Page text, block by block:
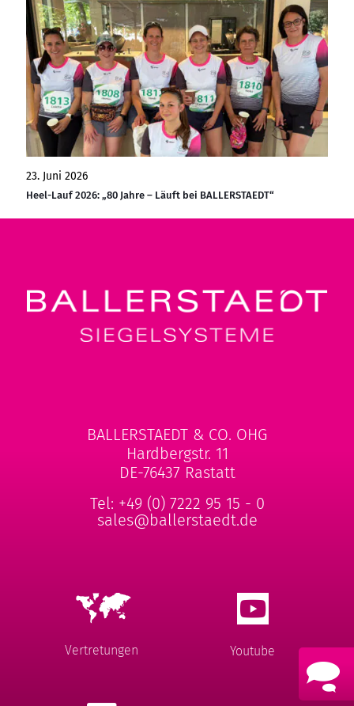
23. Juni 2026
Heel-Lauf 2026: „80 Jahre – Läuft bei BALLERSTAEDT“
BALLERSTAEDT & CO. OHG
Hardbergstr. 11
DE-76437 Rastatt
Tel: +49 (0) 7222 95 15 - 0
sales@ballerstaedt.de
Vertretungen Youtube